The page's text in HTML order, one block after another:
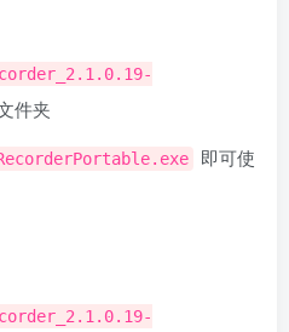
件夹
即可使